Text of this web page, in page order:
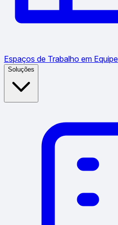
Espaços de Trabalho em Equipe
Soluções